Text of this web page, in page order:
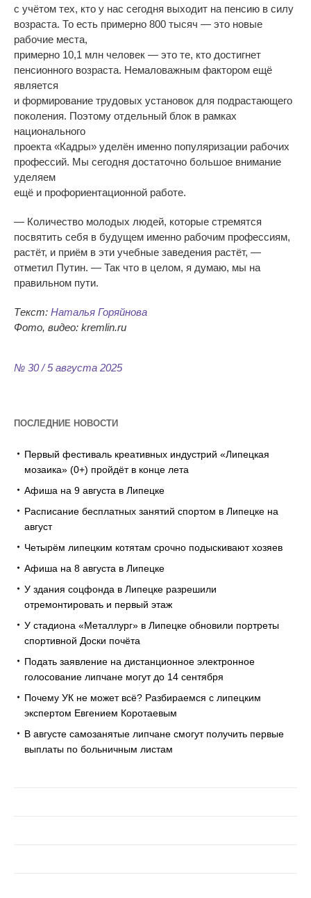
с учётом тех, кто у нас сегодня выходит на пенсию в силу
возраста. То есть примерно 800 тысяч — это новые
рабочие места,
примерно 10,1 млн человек — это те, кто достигнет
пенсионного возраста. Немаловажным фактором ещё
является
и формирование трудовых установок для подрастающего
поколения. Поэтому отдельный блок в рамках
национального
проекта «Кадры» уделён именно популяризации рабочих
профессий. Мы сегодня достаточно большое внимание
уделяем
ещё и профориентационной работе.
— Количество молодых людей, которые стремятся
посвятить себя в будущем именно рабочим профессиям,
растёт, и приём в эти учебные заведения растёт, —
отметил Путин. — Так что в целом, я думаю, мы на
правильном пути.
Текст: Наталья Горяйнова
Фото, видео: kremlin.ru
№ 30 / 5 августа 2025
ПОСЛЕДНИЕ НОВОСТИ
Первый фестиваль креативных индустрий «Липецкая
мозаика» (0+) пройдёт в конце лета
Афиша на 9 августа в Липецке
Расписание бесплатных занятий спортом в Липецке на
август
Четырём липецким котятам срочно подыскивают хозяев
Афиша на 8 августа в Липецке
У здания соцфонда в Липецке разрешили
отремонтировать и первый этаж
У стадиона «Металлург» в Липецке обновили портреты
спортивной Доски почёта
Подать заявление на дистанционное электронное
голосование липчане могут до 14 сентября
Почему УК не может всё? Разбираемся с липецким
экспертом Евгением Коротаевым
В августе самозанятые липчане смогут получить первые
выплаты по больничным листам